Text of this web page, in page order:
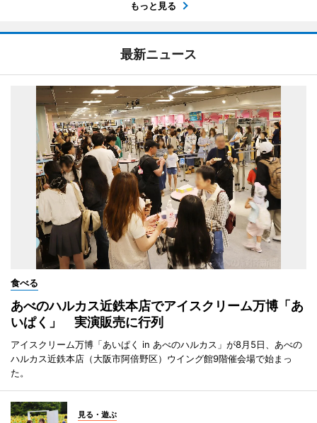
もっと見る
最新ニュース
食べる
あべのハルカス近鉄本店でアイスクリーム万博「あ
いぱく」 実演販売に行列
アイスクリーム万博「あいぱく in あべのハルカス」が8月5日、あべの
ハルカス近鉄本店（大阪市阿倍野区）ウイング館9階催会場で始まっ
た。
見る・遊ぶ